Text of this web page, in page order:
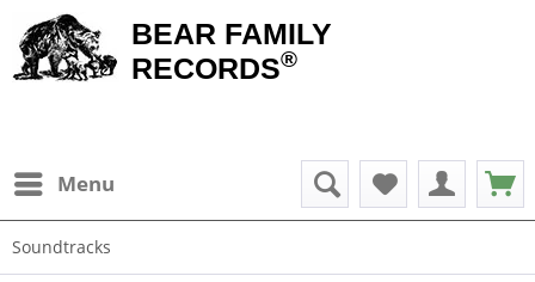
BEAR FAMILY
RECORDS®
Menu
Soundtracks